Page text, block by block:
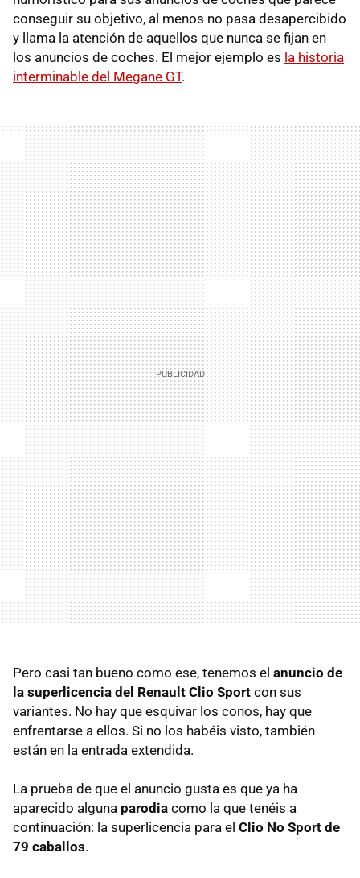
conseguir su objetivo, al menos no pasa desapercibido
y llama la atención de aquellos que nunca se fijan en
los anuncios de coches. El mejor ejemplo es la historia
interminable del Megane GT.
Pero casi tan bueno como ese, tenemos el anuncio de
la superlicencia del Renault Clio Sport con sus
variantes. No hay que esquivar los conos, hay que
enfrentarse a ellos. Si no los habéis visto, también
están en la entrada extendida.
La prueba de que el anuncio gusta es que ya ha
aparecido alguna parodia como la que tenéis a
continuación: la superlicencia para el Clio No Sport de
79 caballos.